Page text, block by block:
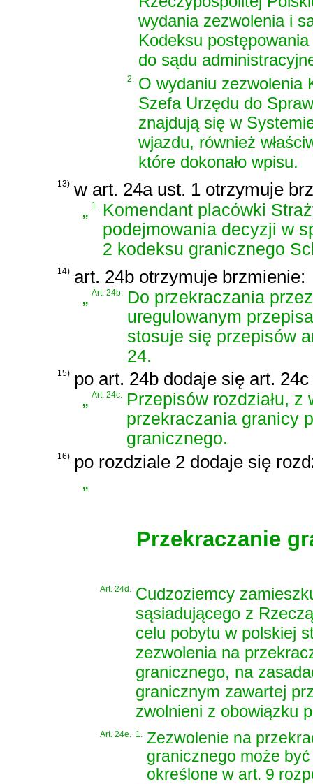
wydania zezwolenia i
Kodeksu
do sądu
2. O wydaniu zezwolenia
Szefa Urzędu do
znajdują się w
wjazdu, również
które dokonało wpisu.
13) w art. 24a ust. 1 otrzymuje
„1. Komendant placówki
podejmowania decyzji w
2 kodeksu granicznego
14) art. 24b otrzymuje brzmienie:
„Art. 24b.
Do przekraczania
uregulowanym
stosuje się przepisów
24.
15) po art. 24b dodaje się art.
„Art. 24c. Przepisów rozdziału,
przekraczania granicy
granicznego.
16) po rozdziale 2 dodaje się
„
Przekraczanie
Art. 24d. Cudzoziemcy
sąsiadującego z
celu pobytu w polskiej
zezwolenia na
granicznego, na
granicznym zawartej
zwolnieni z obowiązku
Art. 24e. 1. Zezwolenie na
granicznego może
określone w art. 9